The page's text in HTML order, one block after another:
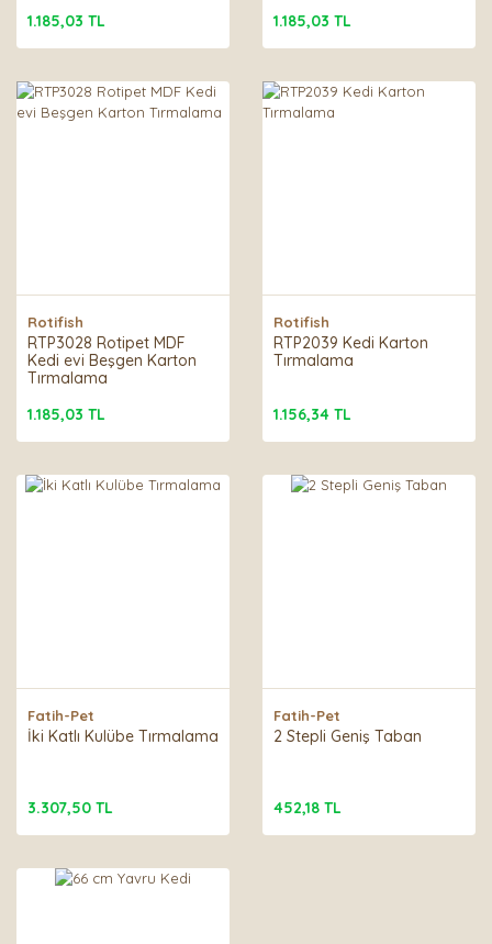
1.185,03 TL
1.185,03 TL
Rotifish
RTP3028 Rotipet MDF
Kedi evi Beşgen Karton
Tırmalama
1.185,03 TL
Rotifish
RTP2039 Kedi Karton
Tırmalama
1.156,34 TL
Fatih-Pet
İki Katlı Kulübe Tırmalama
3.307,50 TL
Fatih-Pet
2 Stepli Geniş Taban
452,18 TL